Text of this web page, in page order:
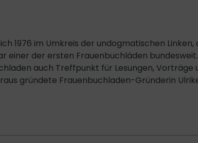
1976 im Umkreis der undogmatischen Linken,
einer der ersten Frauenbuchläden bundesweit.
auch Treffpunkt für Lesungen, Vorträge
gründete Frauenbuchladen-Gründerin